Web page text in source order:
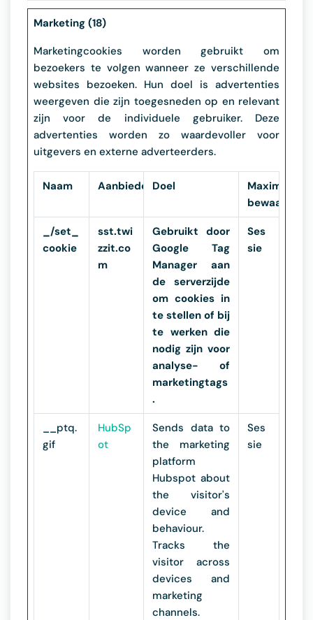
Marketing (18)
Marketingcookies worden gebruikt om
bezoekers te volgen wanneer ze verschillende
websites bezoeken. Hun doel is advertenties
weergeven die zijn toegesneden op en relevant
zijn voor de individuele gebruiker. Deze
advertenties worden zo waardevoller voor
uitgevers en externe adverteerders.
Naam Aanbieder Doel
Maximale
_/set_
cookie
sst.twi
zzit.co
m
Gebruikt door
Google Tag
Manager aan
de serverzijde
om cookies in
te stellen of bij
te werken die
nodig zijn voor
analyse- of
marketingtags
.
Ses
sie
__ptq.
gif
HubSp
ot
Sends data to
the marketing
platform
Hubspot about
the visitor's
device and
behaviour.
Tracks the
visitor across
devices and
marketing
channels.
Ses
sie